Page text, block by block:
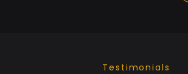
Testimonials